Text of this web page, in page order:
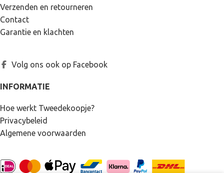
Verzenden en retourneren
Contact
Garantie en klachten
Volg ons ook op Facebook
INFORMATIE
Hoe werkt Tweedekoopje?
Privacybeleid
Algemene voorwaarden